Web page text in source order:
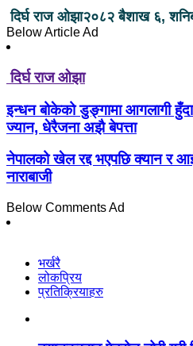
दिर्घ राज ओझा२०८२ बैशाख ६,
Below Article Ad
दिर्घ राज ओझा
इन्धन बोकेको डुङ्गामा आगलागी
ज्यान, धेरैजना अझै बेपत्ता
नेपालको खेल रद्द भएपछि क्यान र
नाराबाजी
Below Comments Ad
भर्खरै
लोकप्रिय
प्रतिक्रियाहरु